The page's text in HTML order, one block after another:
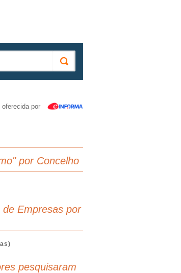
oferecida por
por Concelho
de Empresas por
pesquisaram